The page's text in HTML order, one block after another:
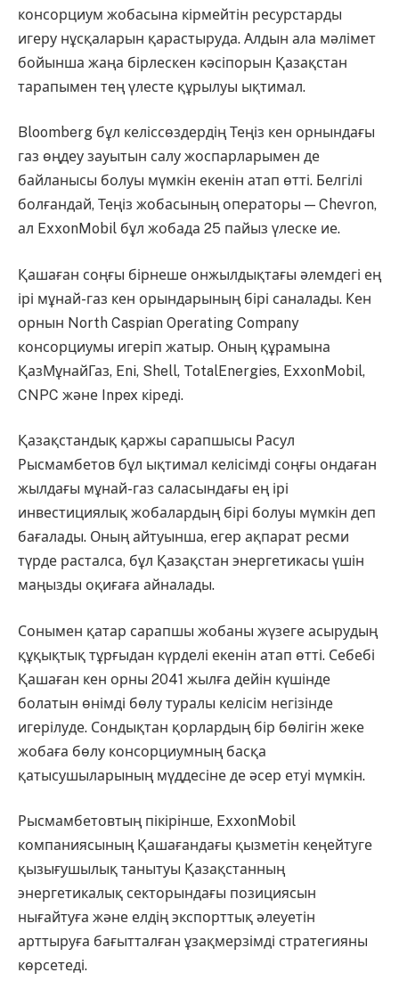
консорциум жобасына кірмейтін ресурстарды
игеру нұсқаларын қарастыруда. Алдын ала мәлімет
бойынша жаңа бірлескен кәсіпорын Қазақстан
тарапымен тең үлесте құрылуы ықтимал.
Bloomberg бұл келіссөздердің Теңіз кен орнындағы
газ өңдеу зауытын салу жоспарларымен де
байланысы болуы мүмкін екенін атап өтті. Белгілі
болғандай, Теңіз жобасының операторы — Chevron,
ал ExxonMobil бұл жобада 25 пайыз үлеске ие.
Қашаған соңғы бірнеше онжылдықтағы әлемдегі ең
ірі мұнай-газ кен орындарының бірі саналады. Кен
орнын North Caspian Operating Company
консорциумы игеріп жатыр. Оның құрамына
ҚазМұнайГаз, Eni, Shell, TotalEnergies, ExxonMobil,
CNPC және Inpex кіреді.
Қазақстандық қаржы сарапшысы Расул
Рысмамбетов бұл ықтимал келісімді соңғы ондаған
жылдағы мұнай-газ саласындағы ең ірі
инвестициялық жобалардың бірі болуы мүмкін деп
бағалады. Оның айтуынша, егер ақпарат ресми
түрде расталса, бұл Қазақстан энергетикасы үшін
маңызды оқиғаға айналады.
Сонымен қатар сарапшы жобаны жүзеге асырудың
құқықтық тұрғыдан күрделі екенін атап өтті. Себебі
Қашаған кен орны 2041 жылға дейін күшінде
болатын өнімді бөлу туралы келісім негізінде
игерілуде. Сондықтан қорлардың бір бөлігін жеке
жобаға бөлу консорциумның басқа
қатысушыларының мүддесіне де әсер етуі мүмкін.
Рысмамбетовтың пікірінше, ExxonMobil
компаниясының Қашағандағы қызметін кеңейтуге
қызығушылық танытуы Қазақстанның
энергетикалық секторындағы позициясын
нығайтуға және елдің экспорттық әлеуетін
арттыруға бағытталған ұзақмерзімді стратегияны
көрсетеді.